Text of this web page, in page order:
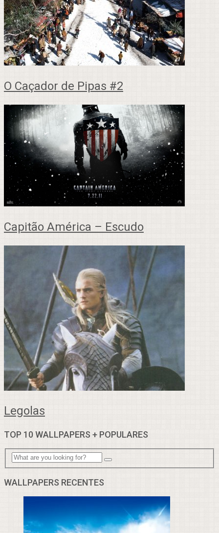
O Caçador de Pipas #2
Capitão América – Escudo
Legolas
TOP 10 WALLPAPERS + POPULARES
WALLPAPERS RECENTES